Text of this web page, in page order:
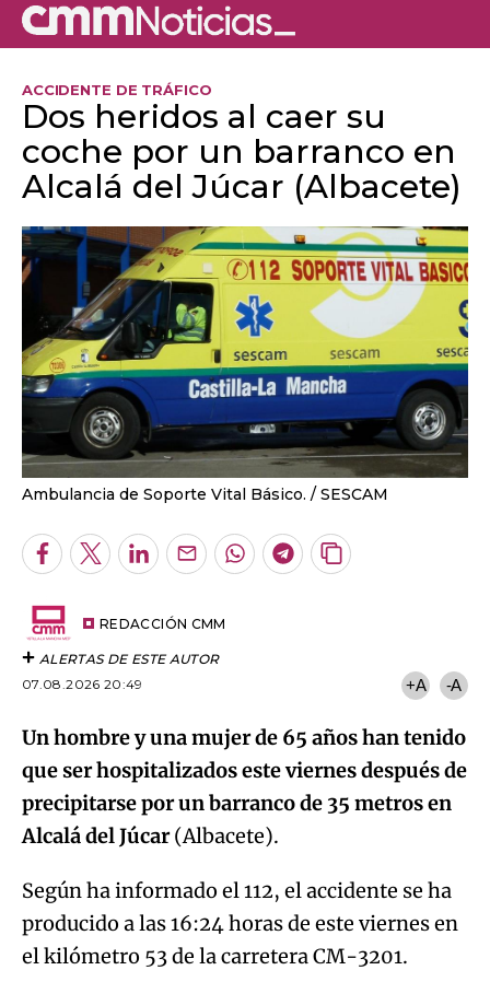
ACCIDENTE DE TRÁFICO
Dos heridos al caer su
coche por un barranco en
Alcalá del Júcar (Albacete)
Ambulancia de Soporte Vital Básico. SESCAM
Facebook
TwitterLinkedInEnviarWhatsapp
Telegram
Copiar
REDACCIÓN CMM
ALERTAS DE ESTE AUTOR
07.08.2026 20:49
+A -A
Un hombre y una mujer de 65 años han tenido
que ser hospitalizados este viernes después de
precipitarse por un barranco de 35 metros en
Alcalá del Júcar(Albacete).
Según ha informado el 112, el accidente se ha
producido a las 16:24 horas de este viernes en
el kilómetro 53 de la carretera CM-3201.